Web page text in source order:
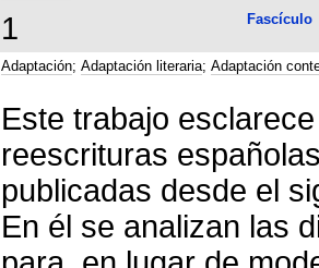
1 Fascículo
Adaptación; Adaptación literaria; Adaptación
Este trabajo
reescrituras
publicadas desde el
En él se analizan las